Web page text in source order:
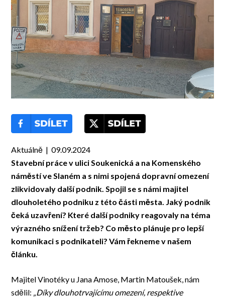
Aktuálně | 09.09.2024
Stavební práce v ulici Soukenická a na Komenského
náměstí ve Slaném a s nimi spojená dopravní omezení
zlikvidovaly další podnik. Spojil se s námi majitel
dlouholetého podniku z této části města. Jaký podnik
čeká uzavření? Které další podniky reagovaly na téma
výrazného snížení tržeb? Co město plánuje pro lepší
komunikaci s podnikateli? Vám řekneme v našem
článku.
Majitel Vinotéky u Jana Amose, Martin Matoušek, nám
sdělil: „Díky dlouhotrvajícímu omezení, respektive